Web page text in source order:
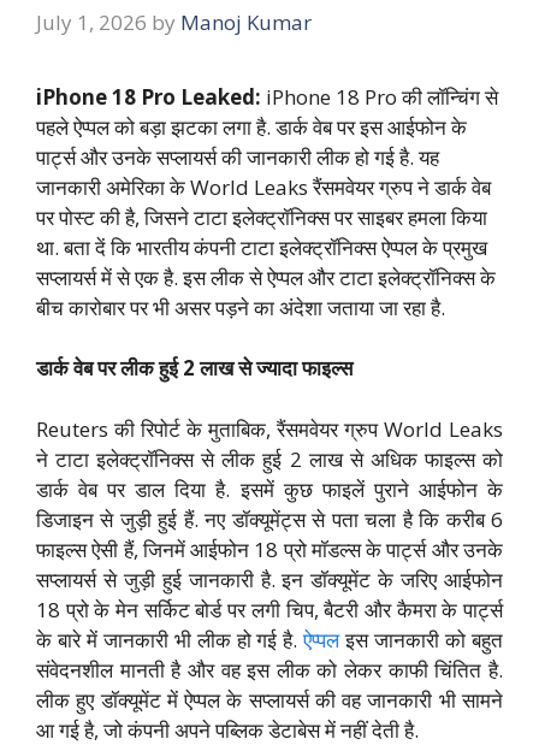
July 1, 2026 by Manoj Kumar
iPhone 18 Pro Leaked: iPhone 18 Proकी लॉन्चिंग से
पहले ऐप्पल को बड़ा झटका लगा है. डार्क वेब पर इस आईफोन के
पार्ट्स और उनके सप्लायर्स की जानकारी लीक हो गई है. यह
जानकारी अमेरिका के World Leaks रैंसमवेयर ग्रुप ने डार्क वेब
पर पोस्ट की है, जिसने टाटा इलेक्ट्रॉनिक्स पर साइबर हमला किया
था. बता दें कि भारतीय कंपनी टाटा इलेक्ट्रॉनिक्स ऐप्पल के प्रमुख
सप्लायर्स में से एक है. इस लीक से ऐप्पल और टाटा इलेक्ट्रॉनिक्स के
बीच कारोबार पर भी असर पड़ने का अंदेशा जताया जा रहा है.
डार्क वेब पर लीक हुई 2 लाख से ज्यादा फाइल्स
Reuters की रिपोर्ट के मुताबिक, रैंसमवेयर ग्रुप World Leaks
ने टाटा इलेक्ट्रॉनिक्स से लीक हुई 2 लाख से अधिक फाइल्स को
डार्क वेब पर डाल दिया है. इसमें कुछ फाइलें पुराने आईफोन के
डिजाइन से जुड़ी हुई हैं. नए डॉक्यूमेंट्स से पता चला है कि करीब 6
फाइल्स ऐसी हैं, जिनमें आईफोन 18 प्रो मॉडल्स के पार्ट्स और उनके
सप्लायर्स से जुड़ी हुई जानकारी है. इन डॉक्यूमेंट के जरिए आईफोन
18 प्रो के मेन सर्किट बोर्ड पर लगी चिप, बैटरी और कैमरा के पार्ट्स
के बारे में जानकारी भी लीक हो गई है.ऐप्पलइस जानकारी को बहुत
संवेदनशील मानती है और वह इस लीक को लेकर काफी चिंतित है.
लीक हुए डॉक्यूमेंट में ऐप्पल के सप्लायर्स की वह जानकारी भी सामने
आ गई है, जो कंपनी अपने पब्लिक डेटाबेस में नहीं देती है.